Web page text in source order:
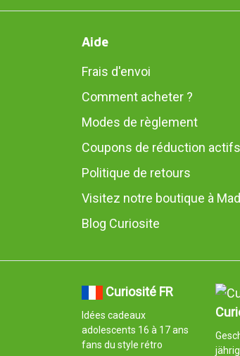
Aide
Frais d'envoi
Comment acheter ?
Modes de règlement
Coupons de réduction actifs
Politique de retours
Visitez notre boutique à
Blog Curiosite
Curiosité FR
Idées cadeaux
adolescents 16 à 17 ans
fans du style rétro